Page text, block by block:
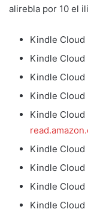
alirebla por 10 el
Kindle Cloud
Kindle Cloud
Kindle Cloud
Kindle Cloud
Kindle Cloud
Kindle Cloud
Kindle Cloud
Kindle Cloud
Kindle Cloud